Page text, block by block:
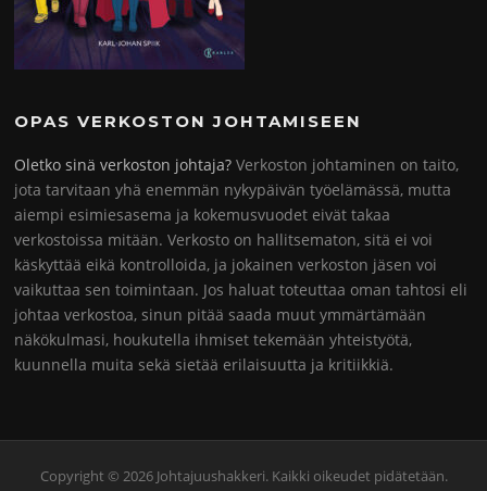
OPAS VERKOSTON JOHTAMISEEN
Oletko sinä verkoston johtaja? Verkoston johtaminen on taito,
jota tarvitaan yhä enemmän nykypäivän työelämässä, mutta
aiempi esimiesasema ja kokemusvuodet eivät takaa
verkostoissa mitään. Verkosto on hallitsematon, sitä ei voi
käskyttää eikä kontrolloida, ja jokainen verkoston jäsen voi
vaikuttaa sen toimintaan. Jos haluat toteuttaa oman tahtosi eli
johtaa verkostoa, sinun pitää saada muut ymmärtämään
näkökulmasi, houkutella ihmiset tekemään yhteistyötä,
kuunnella muita sekä sietää erilaisuutta ja kritiikkiä.
Copyright © 2026 Johtajuushakkeri. Kaikki oikeudet pidätetään.